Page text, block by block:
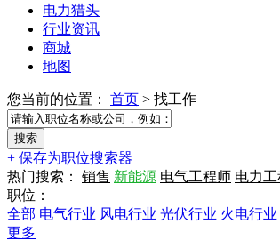
电力猎头
行业资讯
商城
地图
您当前的位置： 首页 > 找工作
+ 保存为职位搜索器
热门搜索： 销售 新能源 电气工程师 电力工
职位：
全部 电气行业 风电行业 光伏行业 火电行业
更多